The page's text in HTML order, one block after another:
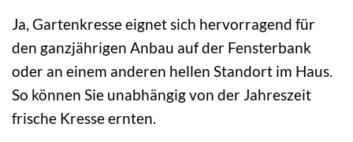
Ja, Gartenkresse eignet sich hervorragend für
den ganzjährigen Anbau auf der Fensterbank
oder an einem anderen hellen Standort im Haus.
So können Sie unabhängig von der Jahreszeit
frische Kresse ernten.